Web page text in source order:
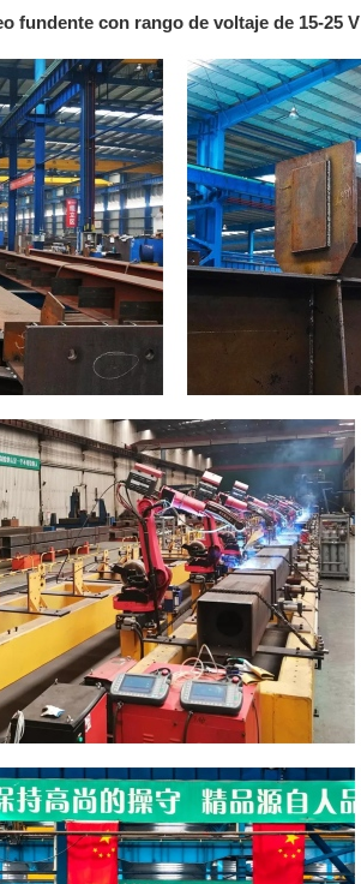
fundente con rango de voltaje de 15-25 V